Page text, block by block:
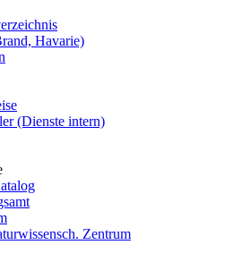
Havarie)
(Dienste intern)
Zentrum